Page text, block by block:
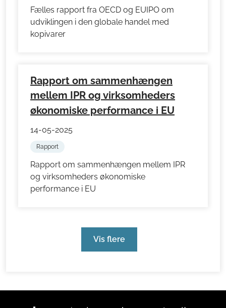
Fælles rapport fra OECD og EUIPO om
udviklingen i den globale handel med
kopivarer
Rapport om sammenhængen
mellem IPR og virksomheders
økonomiske performance i EU
14-05-2025
Rapport
Rapport om sammenhængen mellem IPR
og virksomheders økonomiske
performance i EU
Vis flere